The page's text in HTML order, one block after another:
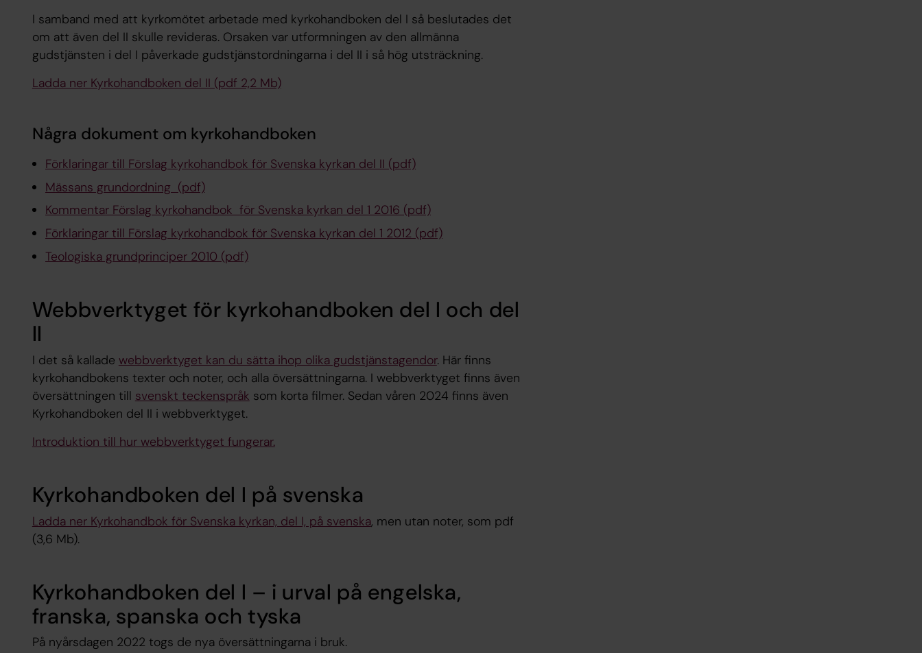
I samband med att kyrkomötet arbetade med kyrkohandboken del I så beslutades det
om att även del II skulle revideras. Orsaken var utformningen av den allmänna
gudstjänsten i del I påverkade gudstjänstordningarna i del II i så hög utsträckning.
Ladda ner Kyrkohandboken del II (pdf 2,2 Mb)
Några dokument om kyrkohandboken
Förklaringar till Förslag kyrkohandbok för Svenska kyrkan del II (pdf)
Mässans grundordning (pdf)
Kommentar Förslag kyrkohandbok för Svenska kyrkan del 1 2016 (pdf)
Förklaringar till Förslag kyrkohandbok för Svenska kyrkan del 1 2012 (pdf)
Teologiska grundprinciper 2010 (pdf)
Webbverktyget för kyrkohandboken del I och del
II
I det så kallade webbverktyget kan du sätta ihop olika gudstjänstagendor. Här finns
kyrkohandbokens texter och noter, och alla översättningarna. I webbverktyget finns även
översättningen till svenskt teckenspråk som korta filmer. Sedan våren 2024 finns även
Kyrkohandboken del II i webbverktyget.
Introduktion till hur webbverktyget fungerar.
Kyrkohandboken del I på svenska
Ladda ner Kyrkohandbok för Svenska kyrkan, del I, på svenska, men utan noter, som pdf
(3,6 Mb).
Kyrkohandboken del I – i urval på engelska,
franska, spanska och tyska
På nyårsdagen 2022 togs de nya översättningarna i bruk.